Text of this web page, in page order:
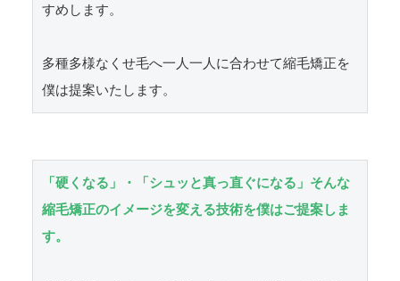
すめします。
多種多様なくせ毛へ一人一人に合わせて縮毛矯正を
僕は提案いたします。
「硬くなる」・「シュッと真っ直ぐになる」そんな
縮毛矯正のイメージを変える技術を僕はご提案しま
す。